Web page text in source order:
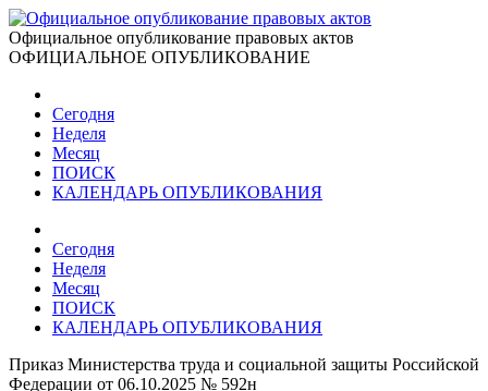
Официальное опубликование правовых актов
ОФИЦИАЛЬНОЕ ОПУБЛИКОВАНИЕ
Сегодня
Неделя
Месяц
ПОИСК
КАЛЕНДАРЬ ОПУБЛИКОВАНИЯ
Сегодня
Неделя
Месяц
ПОИСК
КАЛЕНДАРЬ ОПУБЛИКОВАНИЯ
Приказ Министерства труда и социальной защиты Российской
Федерации от 06.10.2025 № 592н